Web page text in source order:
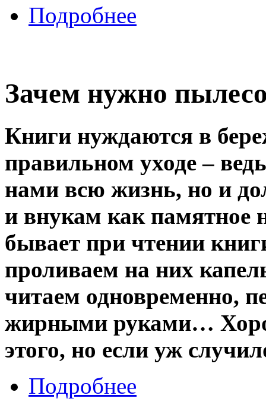
Подробнее
Зачем нужно
Книги нуждаются в
правильном уходе –
нами всю жизнь, но и
и внукам как памятное
бывает при чтении
проливаем на них
читаем одновременно,
жирными руками…
этого, но если уж
Подробнее